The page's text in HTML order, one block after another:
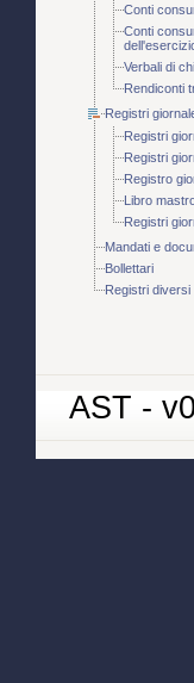
Conti
Conti
Verbali di
Rendiconti
Registri
Registri
Registri
Registro
Libro
Registri
Mandati e
Bollettari
Registri diversi
AST -